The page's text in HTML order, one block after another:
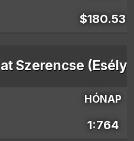
$180.53
Szerencse
HÓNAP
1:764